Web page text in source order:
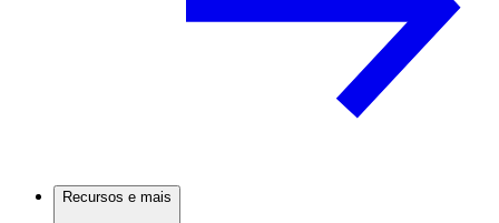
Recursos e mais